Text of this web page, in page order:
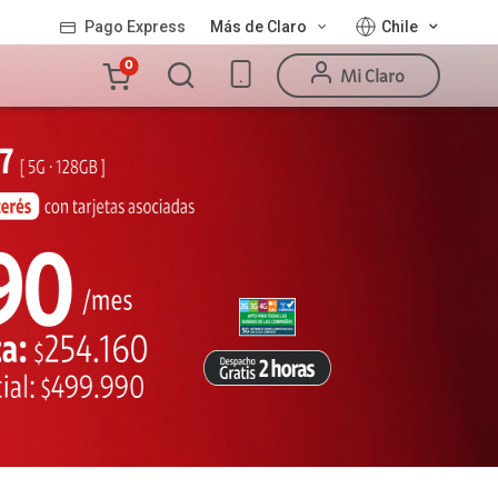
Pago Express Más de Claro Chile
Mi Claro
Carro
la
0